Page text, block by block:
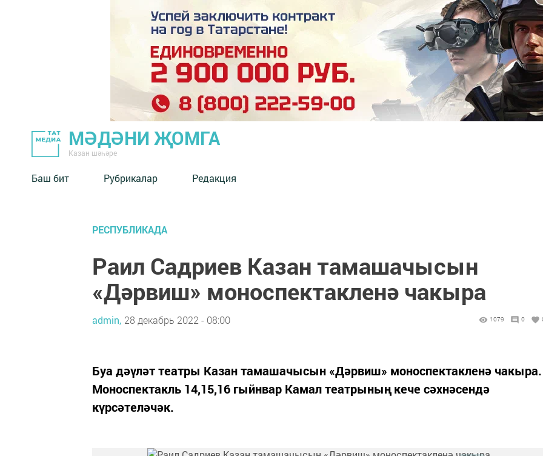
МӘДӘНИ ҖОМГА
Казан шәһәре
Баш бит Рубрикалар Редакция
РЕСПУБЛИКАДА
Раил Садриев Казан тамашачысын
«Дәрвиш» моноспектакленә чакыра
admin, 28 декабрь 2022 - 08:00 1079 0
Буа дәүләт театры Казан тамашачысын «Дәрвиш» моноспектакленә чакыра.
Моноспектакль 14,15,16 гыйнвар Камал театрының кече сәхнәсендә
күрсәтеләчәк.